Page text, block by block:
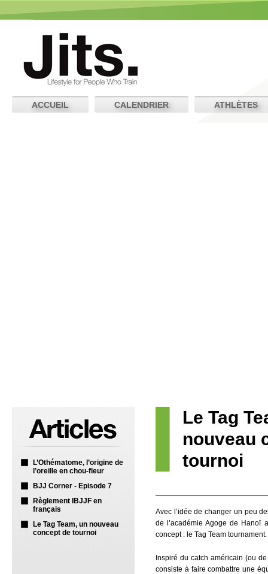
ACCUEIL CALENDRIER ATHLÈTES
L’Othématome, l’origine de
l’oreille en chou-fleur
BJJ Corner - Episode 7
Règlement IBJJF en
français
Le Tag Team, un nouveau
concept de tournoi
Le Tag
nouveau
tournoi
Avec l’idée de changer un peu
de l’académie Agoge de Hanoï
concept : le Tag Team tournament.
Inspiré du catch américain (ou
consiste à faire combattre une